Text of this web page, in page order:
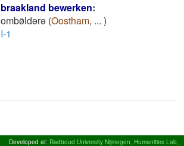
braakland bewerken:
ombø̄ldǝrǝ (Oostham, ... )
I-1
Developed at: Radboud University Nijmegen, Humanities Lab,